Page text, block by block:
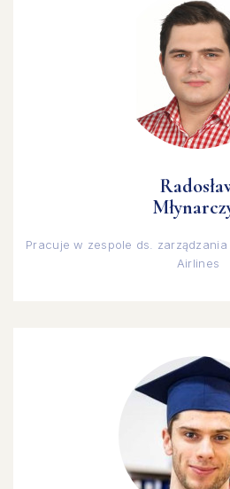
Pracuje w zespole ds.
Airlines